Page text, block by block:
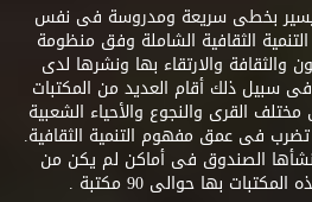
يسير بخطى سريعة ومدروسة فى نفس
الثقافية الشاملة وفق منظومة
والثقافة والارتقاء بها ونشرها لدى
سبيل ذلك أقام العديد من المكتبات
مختلف القرى والنجوع والأحياء الشعبية
فى عمق مفهوم التنمية الثقافية.
الصندوق فى أماكن لم يكن من
بها حوالى 90 مكتبة .